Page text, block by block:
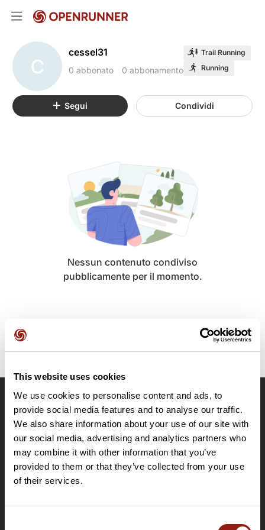
This website uses cookies
We use cookies to personalise content and ads, to
provide social media features and to analyse our traffic.
We also share information about your use of our site with
our social media, advertising and analytics partners who
may combine it with other information that you’ve
provided to them or that they’ve collected from your use
of their services.
C
cessel31
0 abbonato 0 abbonamento
Trail Running
Running
Segui Condividi
Nessun contenuto condiviso
pubblicamente per il momento.
OpenRunner
Team
Lavora con noi
Riguardo a
Contatti